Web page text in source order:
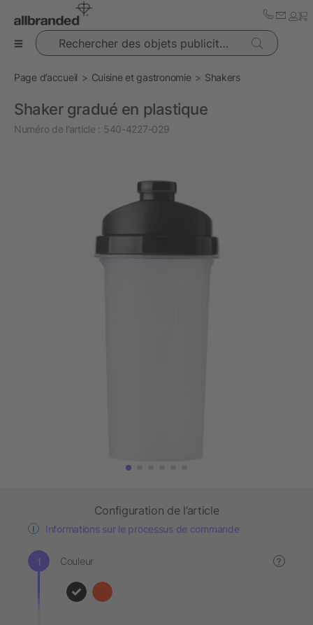
Rechercher des objets publicitaires
Page d’accueil Cuisine et gastronomie Shakers
Shaker gradué en plastique
Numéro de l’article : 540-4227-029
Configuration de l’article
Informations sur le processus de commande
Couleur ?